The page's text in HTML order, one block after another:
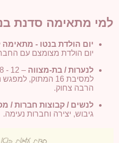
למי מתאימה סדנת
יום הולדת בנטו - מתאימה
יום הולדת מצומצם עם
לנערות / בת-מצווה
למסיבת 16 המתוק,
הרבה צחוק.
לנשים / קבוצות חברות /
גיבוש, יצירה וחברות נעימה.